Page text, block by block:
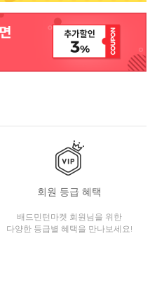
회원 등급 혜택
배드민턴마켓 회원님을 위한
다양한 등급별 혜택을 만나보세요!